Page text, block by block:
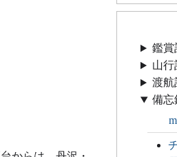
鑑賞
山行
渡航
備忘